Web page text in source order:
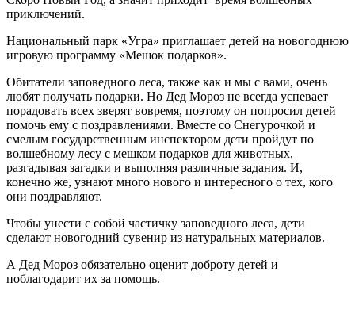
приключений.
Национальный парк «Угра» приглашает детей на новогоднюю
игровую программу «Мешок подарков».
Обитатели заповедного леса, также как и мы с вами, очень
любят получать подарки. Но Дед Мороз не всегда успевает
порадовать всех зверят вовремя, поэтому он попросил детей
помочь ему с поздравлениями. Вместе со Снегурочкой и
смелым государственным инспектором дети пройдут по
волшебному лесу с мешком подарков для животных,
разгадывая загадки и выполняя различные задания. И,
конечно же, узнают много нового и интересного о тех, кого
они поздравляют.
Чтобы унести с собой частичку заповедного леса, дети
сделают новогодний сувенир из натуральных материалов.
А Дед Мороз обязательно оценит доброту детей и
поблагодарит их за помощь.